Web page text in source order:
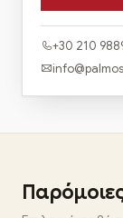
+30 210